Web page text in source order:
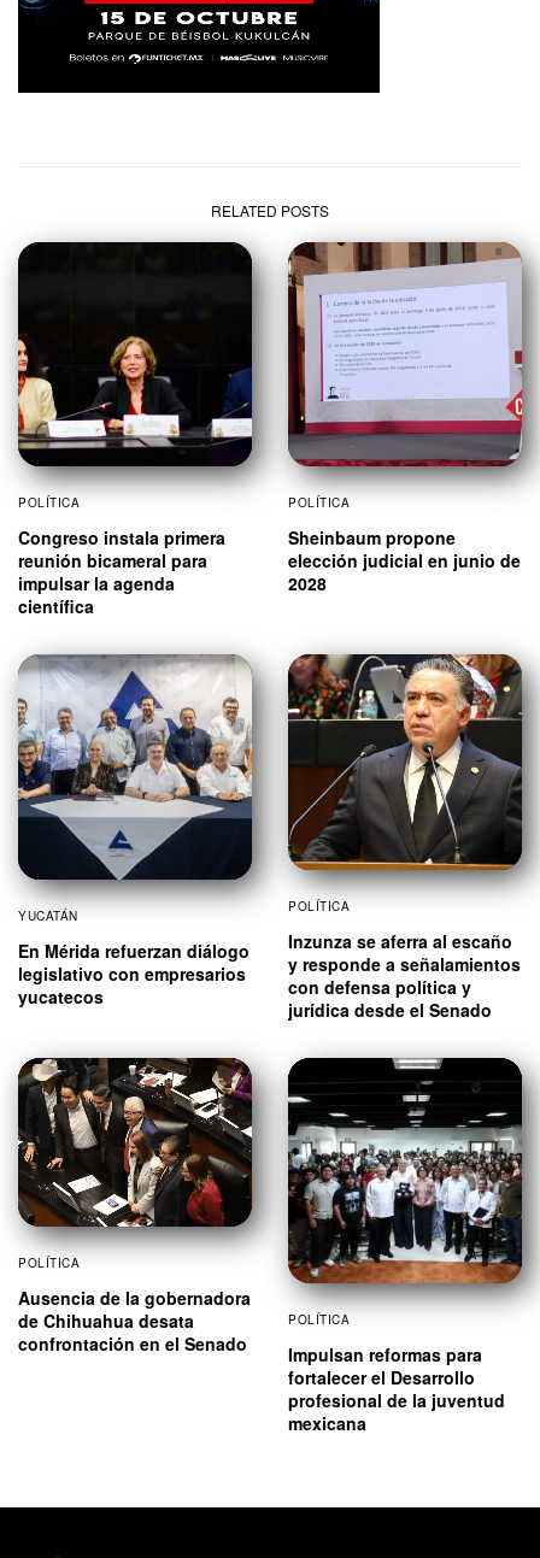
RELATED POSTS
POLÍTICA
Congreso instala primera
reunión bicameral para
impulsar la agenda
científica
POLÍTICA
Sheinbaum propone
elección judicial en junio de
2028
YUCATÁN
En Mérida refuerzan diálogo
legislativo con empresarios
yucatecos
POLÍTICA
Inzunza se aferra al escaño
y responde a señalamientos
con defensa política y
jurídica desde el Senado
POLÍTICA
Ausencia de la gobernadora
de Chihuahua desata
confrontación en el Senado
POLÍTICA
Impulsan reformas para
fortalecer el Desarrollo
profesional de la juventud
mexicana